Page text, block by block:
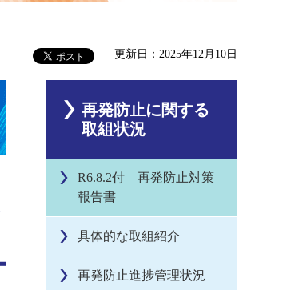
更新日：2025年12月10日
再発防止に関する
取組状況
R6.8.2付 再発防止対策
報告書
具体的な取組紹介
再発防止進捗管理状況